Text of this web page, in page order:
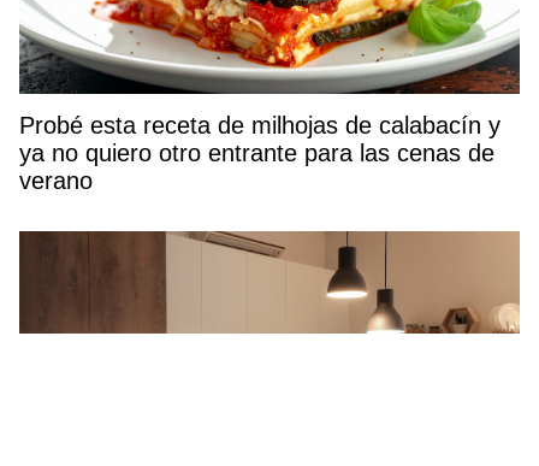
Probé esta receta de milhojas de calabacín y
ya no quiero otro entrante para las cenas de
verano